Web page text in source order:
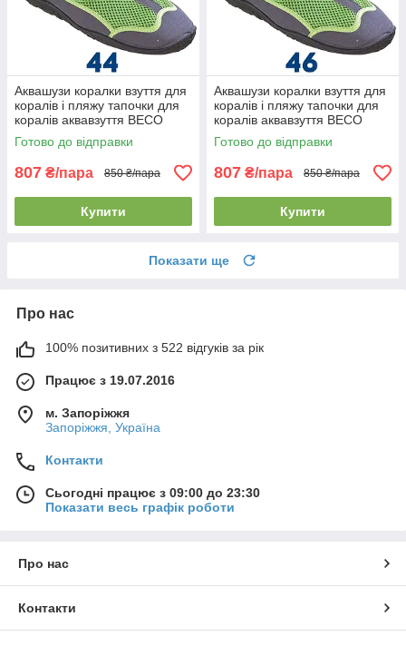
Аквашузи коралки взуття для
коралів і пляжу тапочки для
коралів аквавзуття BECO
90661 118 сіро-зелені (44р.)
Готово до відправки
807 ₴/пара 850 ₴/пара
Купити
Аквашузи коралки взуття для
коралів і пляжу тапочки для
коралів аквавзуття BECO
90661 118 сіро-зелені (46р.)
Готово до відправки
807 ₴/пара 850 ₴/пара
Купити
Показати ще
Про нас
100% позитивних з 522 відгуків за рік
Працює з 19.07.2016
м. Запоріжжя
Запоріжжя, Україна
Контакти
Сьогодні працює з 09:00 до 23:30
Показати весь графік роботи
Про нас
Контакти